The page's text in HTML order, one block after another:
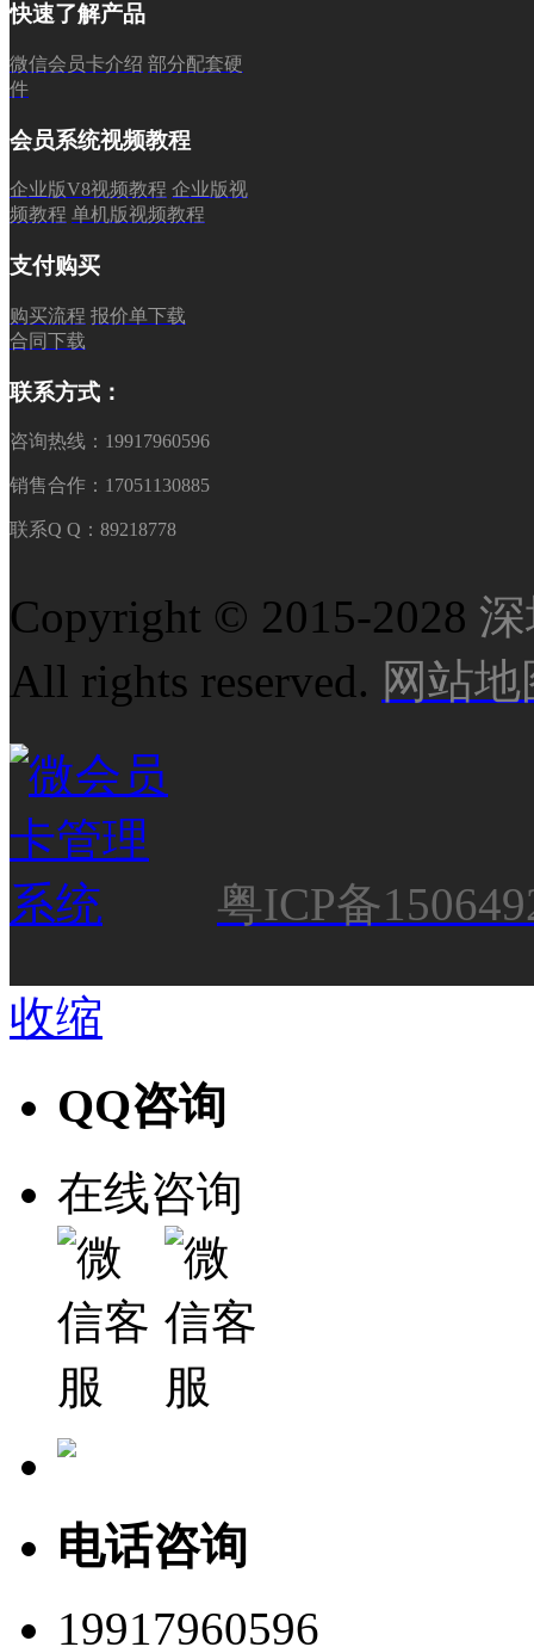
快速了解产品
微信会员卡介绍 部分配套硬
件
会员系统视频教程
企业版V8视频教程 企业版视
频教程 单机版视频教程
支付购买
购买流程 报价单下载
合同下载
联系方式：
咨询热线：19917960596
销售合作：17051130885
联系Q Q：89218778
Copyright © 2015-2028
All rights reserved. 网站地
粤ICP备
收缩
QQ咨询
在线咨询
电话咨询
19917960596